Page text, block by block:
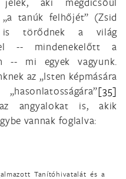
tanúk felhőjét” (Zsid
is törődnek a világ
-- mindenekelőtt a
-- mi egyek vagyunk.
az „Isten képmására
[35]
angyalokat is, akik
vannak foglalva:
Tanítóhivatalát és a